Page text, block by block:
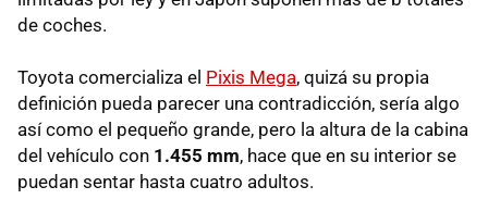
de coches.
Toyota comercializa el Pixis Mega, quizá su propia
definición pueda parecer una contradicción, sería algo
así como el pequeño grande, pero la altura de la cabina
del vehículo con 1.455 mm, hace que en su interior se
puedan sentar hasta cuatro adultos.